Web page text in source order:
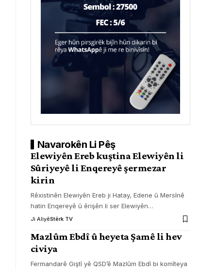
Navarokên Li Pêş
Elewiyên Ereb kuştina Elewiyên li
Sûriyeyê li Enqereyê şermezar
kirin
Rêxistinên Elewiyên Ereb ji Hatay, Edene û Mersînê
hatin Enqereyê û êrişên li ser Elewiyên…
Ji AliyêStêrk TV
Mazlûm Ebdî û heyeta Şamê li hev
civiya
Fermandarê Giştî yê QSD’ê Mazlûm Ebdî bi komîteya